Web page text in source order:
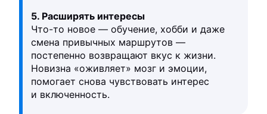
5. Расширять интересы
Что-то новое — обучение, хобби и даже
смена привычных маршрутов —
постепенно возвращают вкус к жизни.
Новизна «оживляет» мозг и эмоции,
помогает снова чувствовать интерес
и включенность.